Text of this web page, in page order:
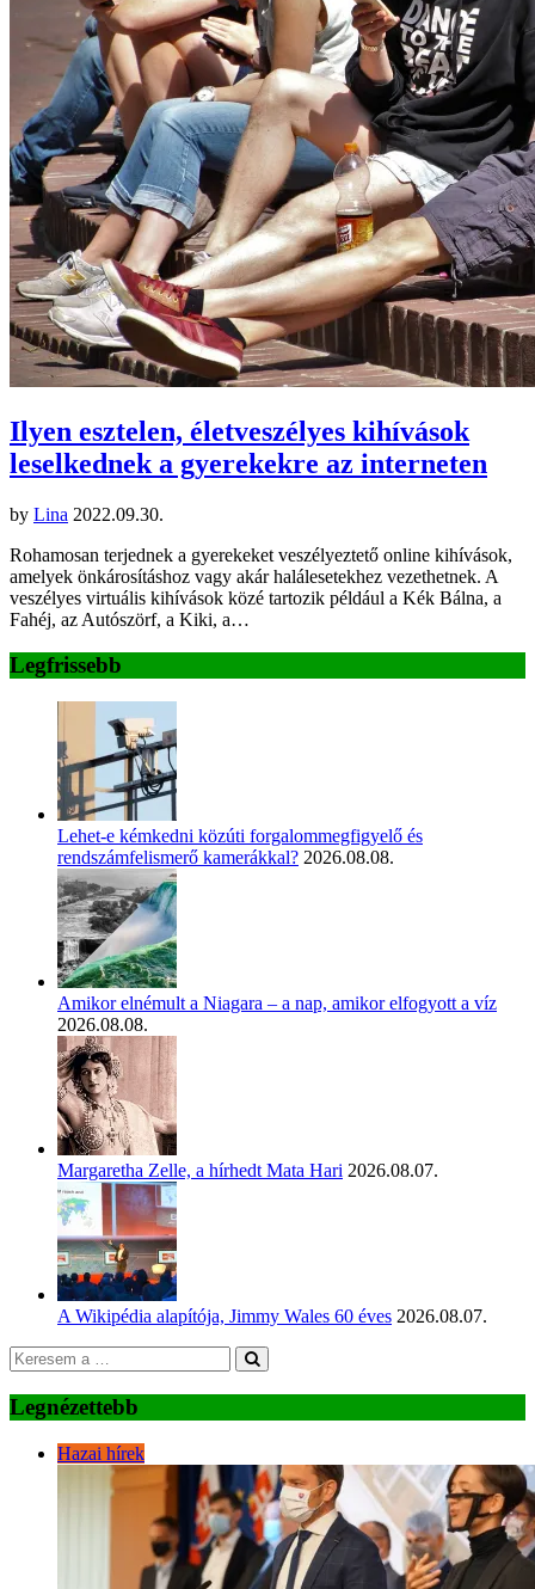
Ilyen esztelen, életveszélyes kihívások
leselkednek a gyerekekre az interneten
by Lina 2022.09.30.
Rohamosan terjednek a gyerekeket veszélyeztető online kihívások,
amelyek önkárosításhoz vagy akár halálesetekhez vezethetnek. A
veszélyes virtuális kihívások közé tartozik például a Kék Bálna, a
Fahéj, az Autószörf, a Kiki, a…
Legfrissebb
Lehet-e kémkedni közúti forgalommegfigyelő és
rendszámfelismerő kamerákkal? 2026.08.08.
Amikor elnémult a Niagara – a nap, amikor elfogyott a víz
2026.08.08.
Margaretha Zelle, a hírhedt Mata Hari 2026.08.07.
A Wikipédia alapítója, Jimmy Wales 60 éves 2026.08.07.
Legnézettebb
Hazai hírek